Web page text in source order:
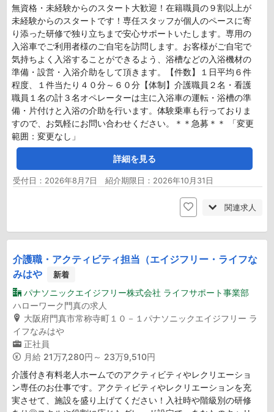
無資格・未経験からのスタート大歓迎！在籍職員の９割以上が
未経験からのスタートです！専任スタッフが個人のペースに寄
り添った研修で独り立ちまで安心サポートいたします。専用の
入浴車でご利用者様のご自宅を訪問します。お客様がご自宅で
気持ちよく入浴することができるよう、浴槽などの入浴機材の
準備・設営・入浴介助をして頂きます。【件数】１日平均６件
程度、１件当たり４０分～６０分【体制】介護職員２名・看護
職員１名の計３名オペレーターは主に入浴車の運転・浴槽の準
備・片付けと入浴の介助を行います。体験乗車も行っておりま
すので、お気軽にお問い合わせください。＊＊急募＊＊ 「変更
範囲：変更なし」
詳細を見る
受付日：2026年8月7日 紹介期限日：2026年10月31日
関連求人
介護職・アクティビティ担当（エイジフリー・ライフな
みはや
新着
パナソニックエイジフリー株式会社 ライフサポート事業部
ハローワーク門真の求人
大阪府門真市常称寺町１０－１パナソニックエイジフリー ラ
イフなみはや
正社員
月給 21万7,280円～ 23万9,510円
介護付き有料老人ホームでのアクティビティやレクリエーショ
ン専任のお仕事です。アクティビティやレクリエーションを充
実させて、施設を盛り上げてください！入社時や階級別の研修